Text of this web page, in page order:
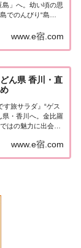
島」へ。幼い頃の思
でのんびり“島
された情報はこち
www.e宿.com
ん県 香川・直
旅サラダ』“ゲス
県・香川へ。金比羅
はの魅力に出会
“うどん県”として
www.e宿.com